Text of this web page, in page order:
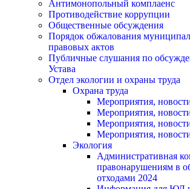
Антимонопольный комплаенс
Противодействие коррупции
Общественные обсуждения
Порядок обжалования
правовых актов
Публичные слушания по
Устава
Отдел экологии и охраны труда
Охрана труда
Мероприятия,
Мероприятия,
Мероприятия,
Мероприятия,
Экология
Административная
правонарушениям в
отходами 2024